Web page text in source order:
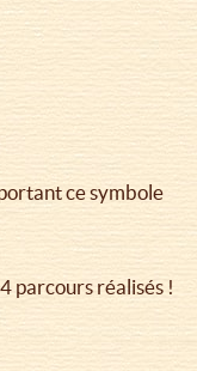
ce symbole
parcours réalisés !